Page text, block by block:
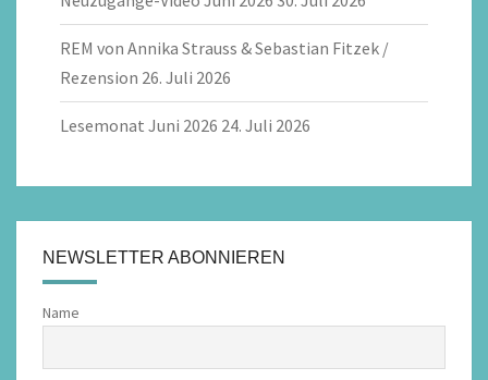
REM von Annika Strauss & Sebastian Fitzek /
Rezension 26. Juli 2026
Lesemonat Juni 2026 24. Juli 2026
NEWSLETTER ABONNIEREN
Name